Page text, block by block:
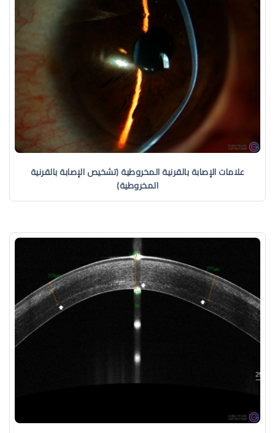
علامات الإصابة بالقرنية المخروطية (تشخيص الإصابة بالقرنية
المخروطية)